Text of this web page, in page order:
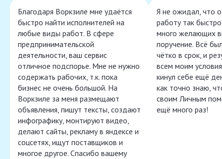
Благодаря Воркзиле мне удаётся
быстро найти исполнителей на
любые виды работ. В сфере
предпринимательской
деятельности, ваш сервис
отличное подспорье. Мне не нужно
содержать рабочих, т.к. пока
бизнес не очень большой. На
Воркзиле за меня размещают
объявления, пишут тексты, создают
инфографику, монтируют видео,
делают сайты, рекламу в яндексе и
соцсетях, ищут поставщиков и
многое другое. Спасибо вашему
Я не ожидал, что
работу так
много желающих
поручение. Всё
чётко в срок, и
всем моим
кинул себе ещё
как точно знаю,
своим Личным
ещё много раз!